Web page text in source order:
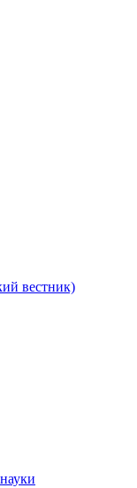
вестник)